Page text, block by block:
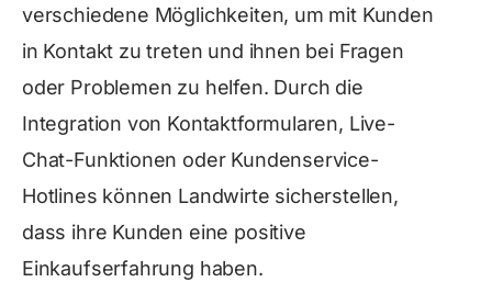
verschiedene Möglichkeiten, um mit Kunden
in Kontakt zu treten und ihnen bei Fragen
oder Problemen zu helfen. Durch die
Integration von Kontaktformularen, Live-
Chat-Funktionen oder Kundenservice-
Hotlines können Landwirte sicherstellen,
dass ihre Kunden eine positive
Einkaufserfahrung haben.